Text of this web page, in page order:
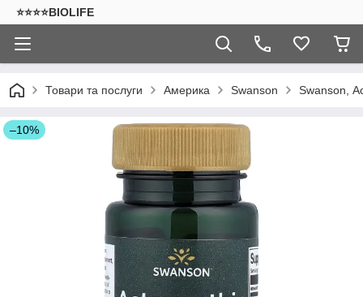
⭐⭐⭐⭐BIOLIFE
Товари та послуги Америка Swanson Swanson,
–10%